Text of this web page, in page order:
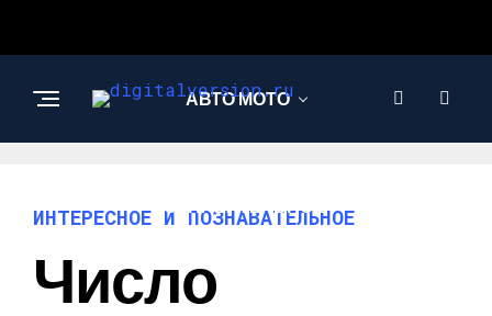
АВТО МОТО
ПОЗНАВАТЕЛЬНОЕ
ИНТЕРЕСНОЕ И ПОЗНАВАТЕЛЬНОЕ
Число